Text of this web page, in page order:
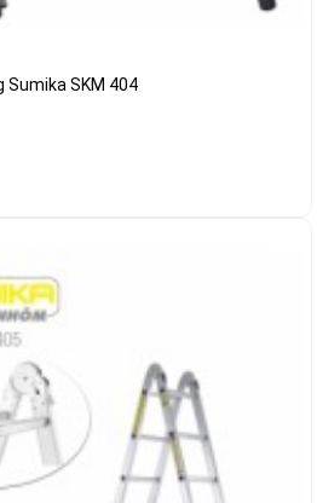
Sumika SKM 404